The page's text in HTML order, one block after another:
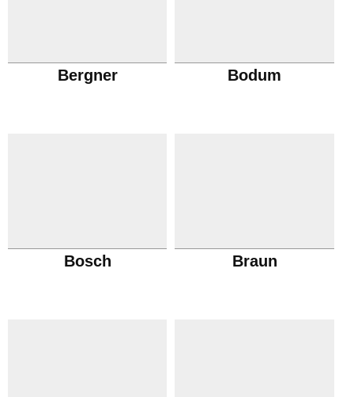
Bergner Bodum
Bosch Braun